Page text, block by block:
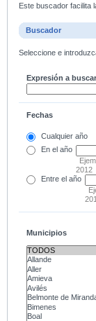
Este buscador facilita
Buscador
Seleccione e
Expresión a buscar
Fechas
Cualquier año
En el año
2012
Entre el año
Municipios